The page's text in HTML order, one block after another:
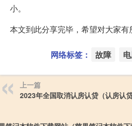
小。
本文到此分享完毕，希望对大家有
网络标签： 故障
上一篇
2023年全国取消认房认贷（认房认贷